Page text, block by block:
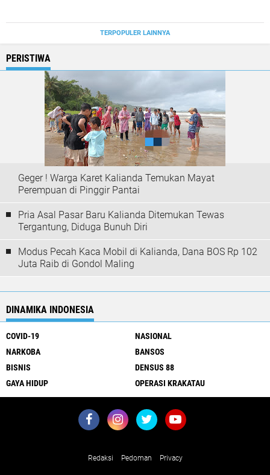
TERPOPULER LAINNYA
PERISTIWA
Geger ! Warga Karet Kalianda Temukan Mayat
Perempuan di Pinggir Pantai
Pria Asal Pasar Baru Kalianda Ditemukan Tewas
Tergantung, Diduga Bunuh Diri
Modus Pecah Kaca Mobil di Kalianda, Dana BOS Rp 102
Juta Raib di Gondol Maling
DINAMIKA INDONESIA
COVID-19
NASIONAL
NARKOBA
BANSOS
BISNIS
DENSUS 88
GAYA HIDUP
OPERASI KRAKATAU
Redaksi Pedoman Privacy